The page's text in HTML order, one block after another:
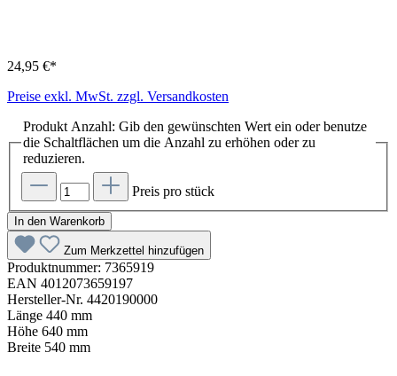
24,95 €*
Preise exkl. MwSt. zzgl. Versandkosten
Produkt Anzahl: Gib den gewünschten Wert ein oder benutze
die Schaltflächen um die Anzahl zu erhöhen oder zu
reduzieren.
Preis pro stück
In den Warenkorb
Zum Merkzettel hinzufügen
Produktnummer: 7365919
EAN 4012073659197
Hersteller-Nr. 4420190000
Länge 440 mm
Höhe 640 mm
Breite 540 mm